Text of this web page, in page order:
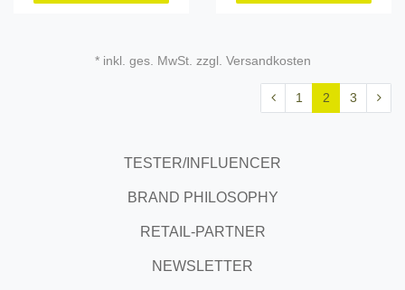
* inkl. ges. MwSt. zzgl. Versandkosten
1 2 3
TESTER/INFLUENCER
BRAND PHILOSOPHY
RETAIL-PARTNER
NEWSLETTER